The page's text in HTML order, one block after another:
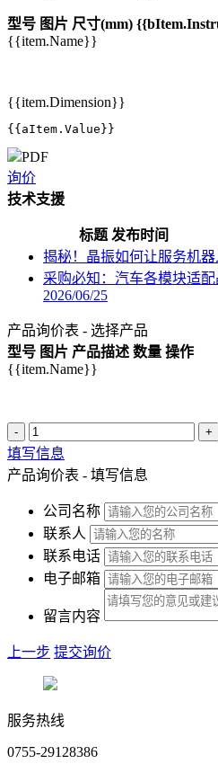
型号 图片 尺寸(mm)
{{item.Name}}
{{item.Dimension}}
{{aItem.Value}}
PDF
询价
技术支援
标题 发布时间
揭秘！晶振如何让服务机器
采购必知：汽车各模块适
2026/06/25
产品询价表 - 选择产品
型号 图片 产品描述 数量 操作
{{item.Name}}
- +
填写信息
产品询价表 - 填写信息
公司名称
联系人
联系电话
电子邮箱
留言内容
上一步 提交询价
服务热线
0755-29128386